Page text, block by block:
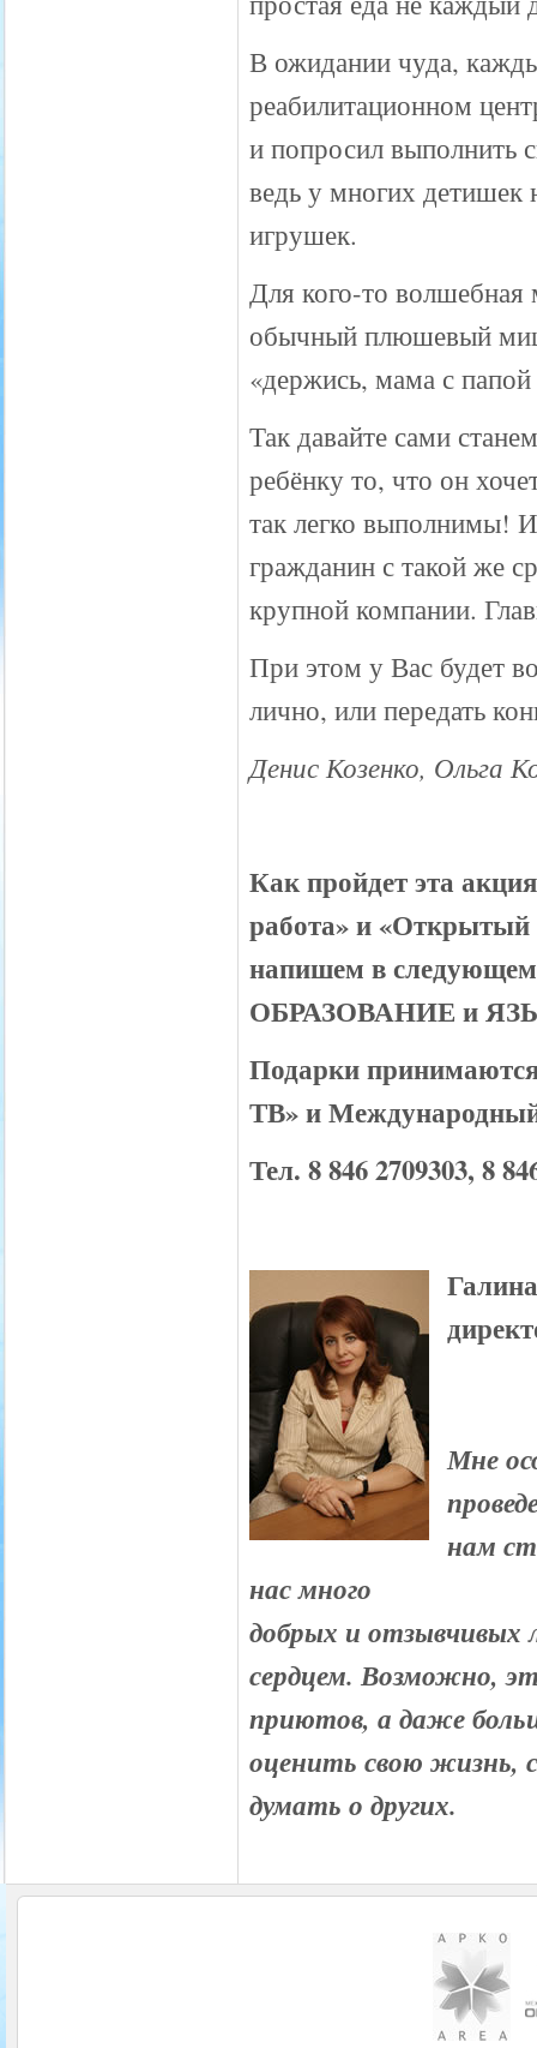
В ожидании чуда,
реабилитационном
и попросил выполнить
ведь у многих детишек
игрушек.
Для кого-то волшебная
обычный плюшевый
«держись, мама с
Так давайте сами
ребёнку то, что он
так легко выполнимы!
гражданин с такой же
крупной компании.
При этом у Вас будет
лично, или передать
Денис Козенко, Ольга
Как пройдет эта
работа» и «Открытый
напишем в
ОБРАЗОВАНИЕ и
Подарки
ТВ» и
Тел. 8 846 2709303, 8
Мне
нам
нас много
добрых и
сердцем. Возможно,
приютов, а даже
оценить свою жизнь,
думать о других.